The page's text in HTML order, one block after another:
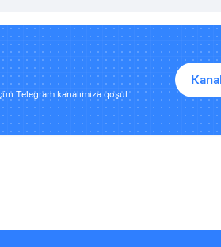
Telegram kanalımıza qoşul.